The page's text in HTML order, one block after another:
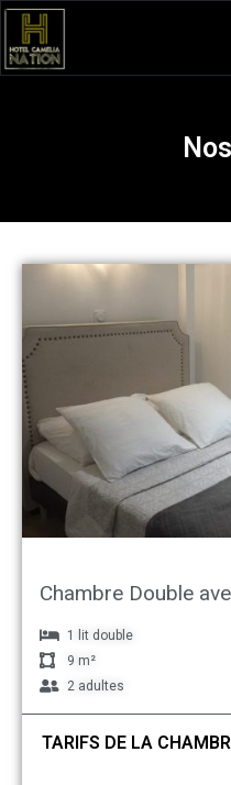
Chambre Double
1 lit double
9 m²
2 adultes
TARIFS DE LA